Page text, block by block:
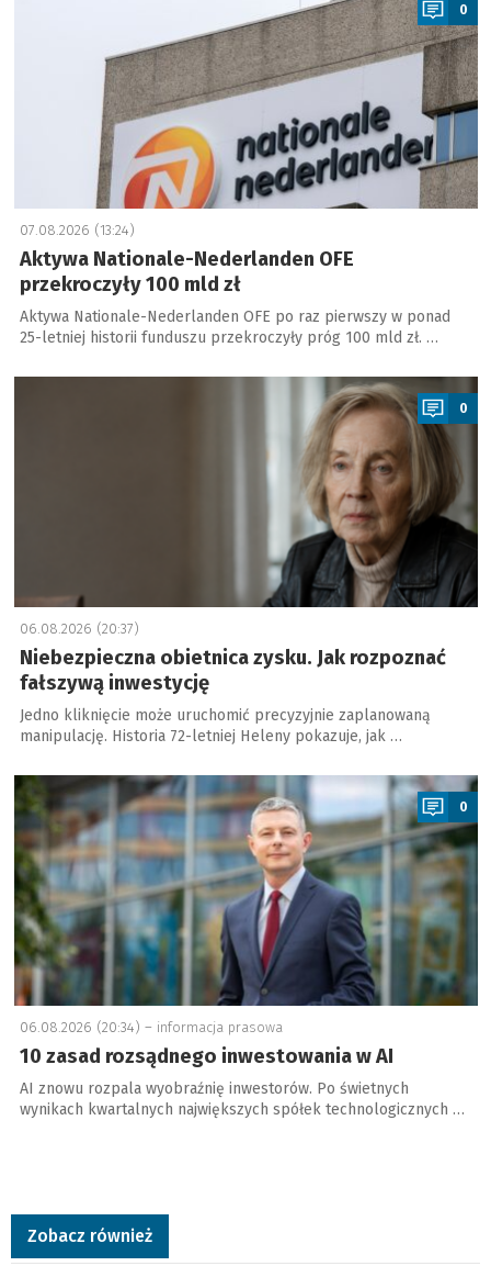
0
07.08.2026 (13:24)
Aktywa Nationale-Nederlanden OFE
przekroczyły 100 mld zł
Aktywa Nationale-Nederlanden OFE po raz pierwszy w ponad
25-letniej historii funduszu przekroczyły próg 100 mld zł. …
a
0
06.08.2026 (20:37)
Niebezpieczna obietnica zysku. Jak rozpoznać
fałszywą inwestycję
Jedno kliknięcie może uruchomić precyzyjnie zaplanowaną
manipulację. Historia 72-letniej Heleny pokazuje, jak …
a
0
06.08.2026 (20:34) – informacja prasowa
10 zasad rozsądnego inwestowania w AI
AI znowu rozpala wyobraźnię inwestorów. Po świetnych
wynikach kwartalnych największych spółek technologicznych …
Zobacz również